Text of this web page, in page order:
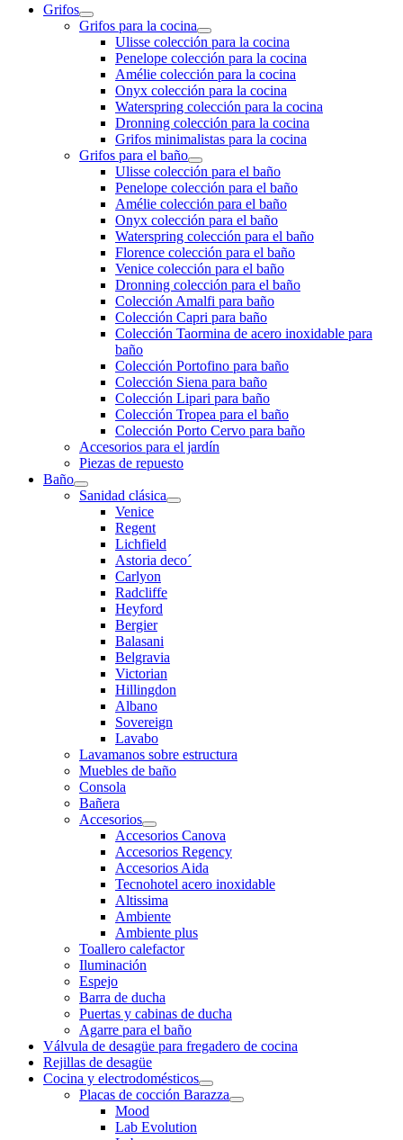
Grifos
Grifos para la cocina
Ulisse colección para la cocina
Penelope colección para la cocina
Amélie colección para la cocina
Onyx colección para la cocina
Waterspring colección para la cocina
Dronning colección para la cocina
Grifos minimalistas para la cocina
Grifos para el baño
Ulisse colección para el baño
Penelope colección para el baño
Amélie colección para el baño
Onyx colección para el baño
Waterspring colección para el baño
Florence colección para el baño
Venice colección para el baño
Dronning colección para el baño
Colección Amalfi para baño
Colección Capri para baño
Colección Taormina de acero inoxidable para
baño
Colección Portofino para baño
Colección Siena para baño
Colección Lipari para baño
Colección Tropea para el baño
Colección Porto Cervo para baño
Accesorios para el jardín
Piezas de repuesto
Baño
Sanidad clásica
Venice
Regent
Lichfield
Astoria deco´
Carlyon
Radcliffe
Heyford
Bergier
Balasani
Belgravia
Victorian
Hillingdon
Albano
Sovereign
Lavabo
Lavamanos sobre estructura
Muebles de baño
Consola
Bañera
Accesorios
Accesorios Canova
Accesorios Regency
Accesorios Aida
Tecnohotel acero inoxidable
Altissima
Ambiente
Ambiente plus
Toallero calefactor
Iluminación
Espejo
Barra de ducha
Puertas y cabinas de ducha
Agarre para el baño
Válvula de desagüe para fregadero de cocina
Rejillas de desagüe
Cocina y electrodomésticos
Placas de cocción Barazza
Mood
Lab Evolution